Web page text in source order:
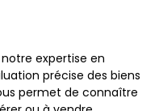
expertise en
précise des biens
permet de connaître